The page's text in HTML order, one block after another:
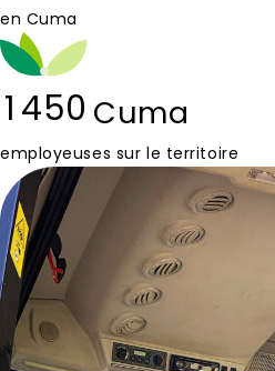
en Cuma
1 450 Cuma
employeuses sur le territoire